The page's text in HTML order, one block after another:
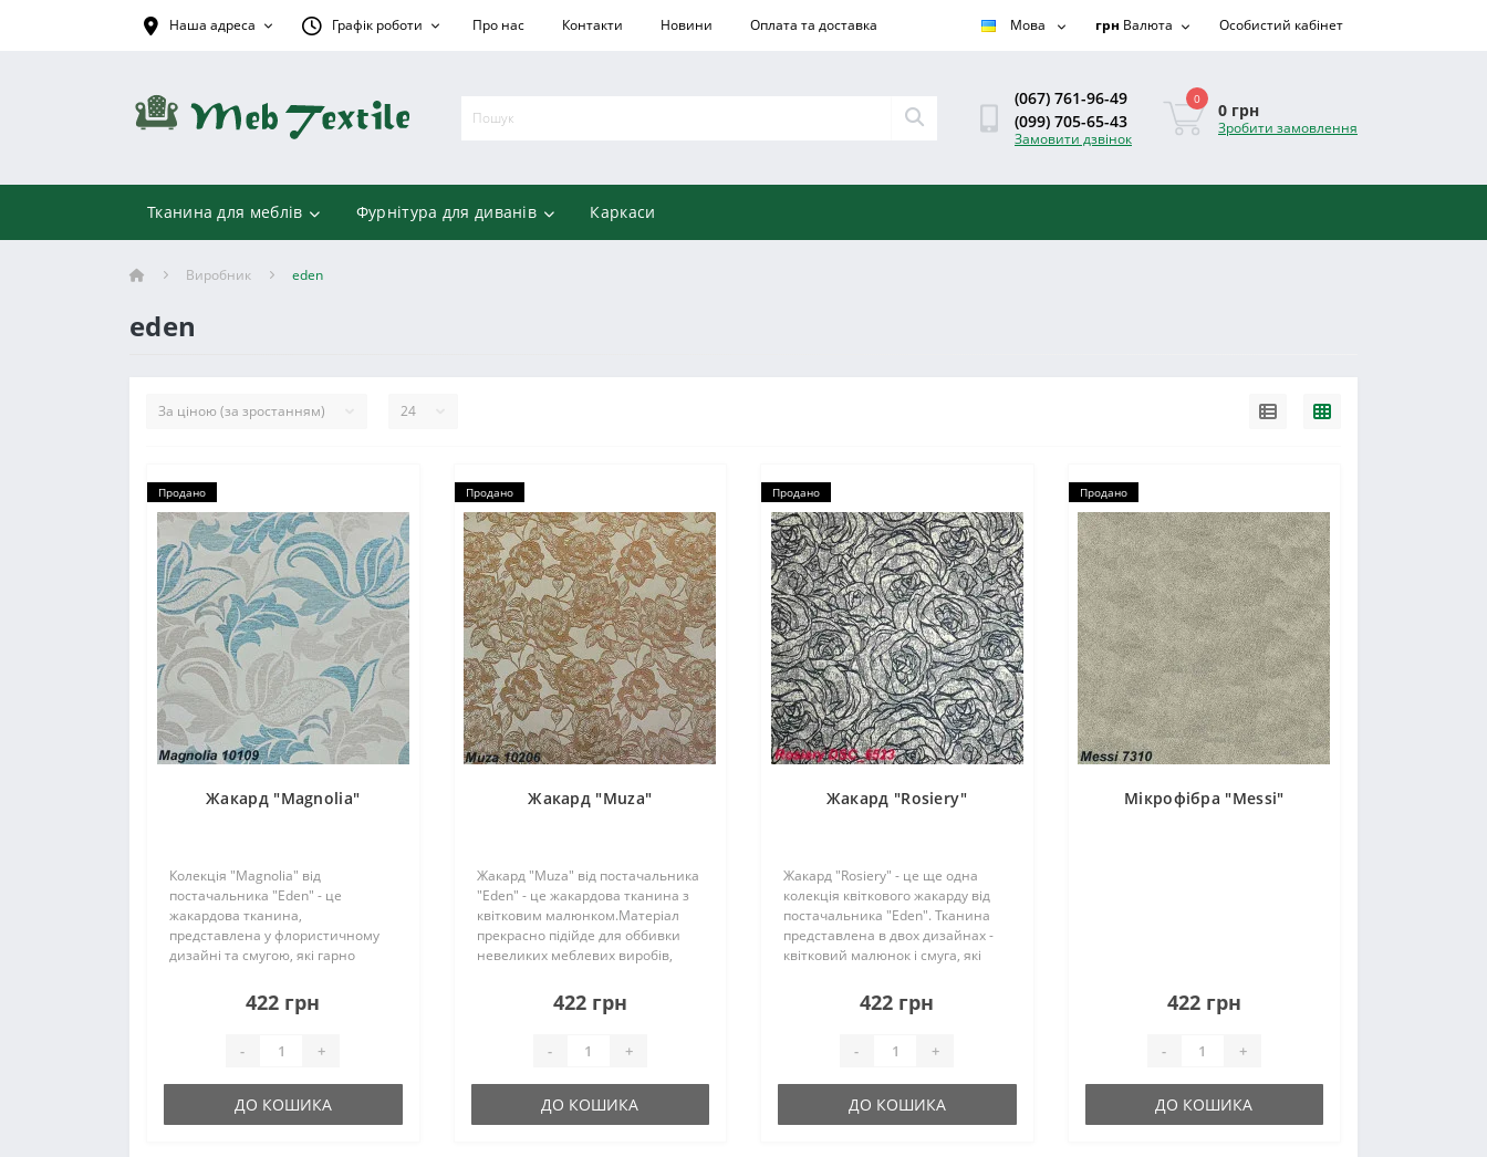
Наша адреса Графік роботи Про нас Контакти Новини Оплата та доставка Мова грн Валюта Особистий кабінет
(067) 761-96-49
(099) 705-65-43
Замовити дзвінок
0
0 грн
Зробити замовлення
Тканина для меблів Фурнітура для диванів Каркаси
Виробник eden
eden
Продано
Жакард "Magnolia"
Колекція "Magnolia" від
постачальника "Eden" - це
жакардова тканина,
представлена у флористичному
дизайні та смугою, які гарно
іншими однотонними жакардами
. Квітковий малюнок на полотні
422 грн
- +
ДО КОШИКА
Продано
Жакард "Muza"
Жакард "Muza" від постачальника
"Eden" - це жакардова тканина з
квітковим малюнком.Матеріал
прекрасно підійде для оббивки
невеликих меблевих виробів,
частин меблів...422 грн
- +
ДО КОШИКА
Продано
Жакард "Rosiery"
Жакард "Rosiery" - це ще одна
колекція квіткового жакарду від
постачальника "Eden". Тканина
представлена в двох дизайнах -
квітковий малюнок і смуга, які
декілька кольорів і мають легкий
блиск. Це дає змогу
422 грн
- +
ДО КОШИКА
Продано
Мікрофібра "Messi"
422 грн
- +
ДО КОШИКА